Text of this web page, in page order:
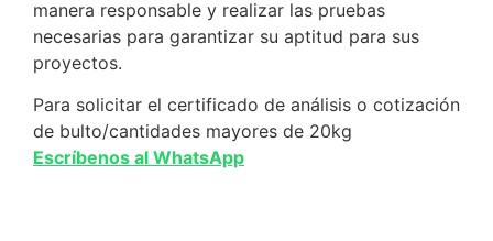
manera responsable y realizar las pruebas
necesarias para garantizar su aptitud para sus
proyectos.
Para solicitar el certificado de análisis o cotización
de bulto/cantidades mayores de 20kg
Escríbenos al WhatsApp